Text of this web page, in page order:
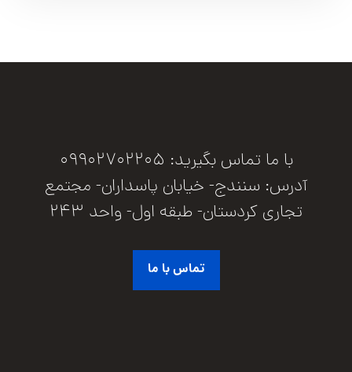
با ما تماس بگیرید: 09902702205
آدرس: سنندج- خیابان پاسداران- مجتمع
تجاری کردستان- طبقه اول- واحد 243
تماس با ما